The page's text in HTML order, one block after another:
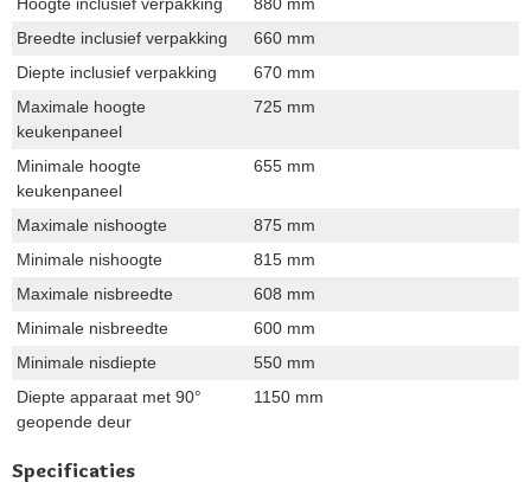
Breedte inclusief verpakking
660 mm
Diepte inclusief verpakking
670 mm
Maximale hoogte
keukenpaneel
725 mm
Minimale hoogte
keukenpaneel
655 mm
Maximale nishoogte
875 mm
Minimale nishoogte
815 mm
Maximale nisbreedte
608 mm
Minimale nisbreedte
600 mm
Minimale nisdiepte
550 mm
Diepte apparaat met 90°
geopende deur
1150 mm
Specificaties